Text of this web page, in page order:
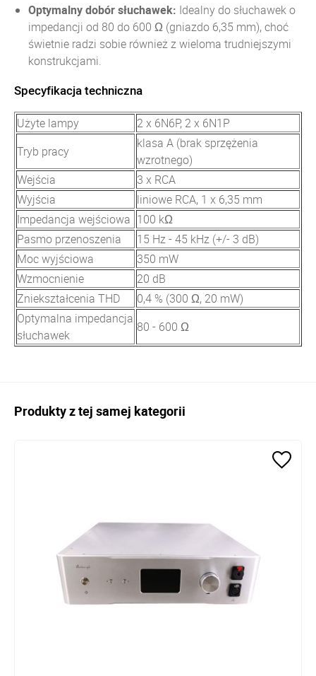
Optymalny dobór słuchawek: Idealny do słuchawek o
impedancji od 80 do 600 Ω (gniazdo 6,35 mm), choć
świetnie radzi sobie również z wieloma trudniejszymi
konstrukcjami.
Specyfikacja techniczna
Użyte lampy
2 x 6N6P, 2 x 6N1P
Tryb pracy
klasa A (brak sprzężenia
wzrotnego)
Wejścia
3 x RCA
Wyjścia
liniowe RCA, 1 x 6,35 mm
Impedancja wejściowa 100 kΩ
Pasmo przenoszenia
15 Hz - 45 kHz (+/- 3 dB)
Moc wyjściowa
350 mW
Wzmocnienie
20 dB
Zniekształcenia THD
0,4 % (300 Ω, 20 mW)
Optymalna impedancja
słuchawek
80 - 600 Ω
Produkty z tej samej kategorii